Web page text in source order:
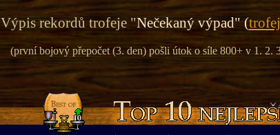
Výpis rekordů trofeje "Nečekaný výpad" (
(první bojový přepočet (3. den) pošli útok o síle 800+ v 1. 2.